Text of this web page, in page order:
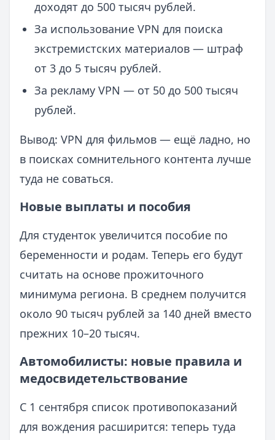
доходят до 500 тысяч рублей.
За использование VPN для поиска
экстремистских материалов — штраф
от 3 до 5 тысяч рублей.
За рекламу VPN — от 50 до 500 тысяч
рублей.
Вывод: VPN для фильмов — ещё ладно, но
в поисках сомнительного контента лучше
туда не соваться.
Новые выплаты и пособия
Для студенток увеличится пособие по
беременности и родам. Теперь его будут
считать на основе прожиточного
минимума региона. В среднем получится
около 90 тысяч рублей за 140 дней вместо
прежних 10–20 тысяч.
Автомобилисты: новые правила и
медосвидетельствование
С 1 сентября список противопоказаний
для вождения расширится: теперь туда